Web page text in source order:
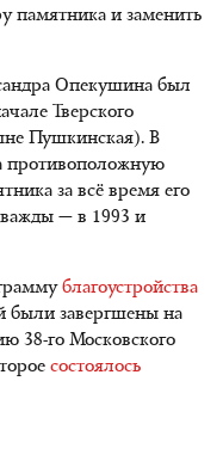
памятника и заменить
Опекушина был
Тверского
Пушкинская). В
противоположную
за всё время его
— в 1993 и
благоустройства
были завергшены на
38-го Московского
состоялось